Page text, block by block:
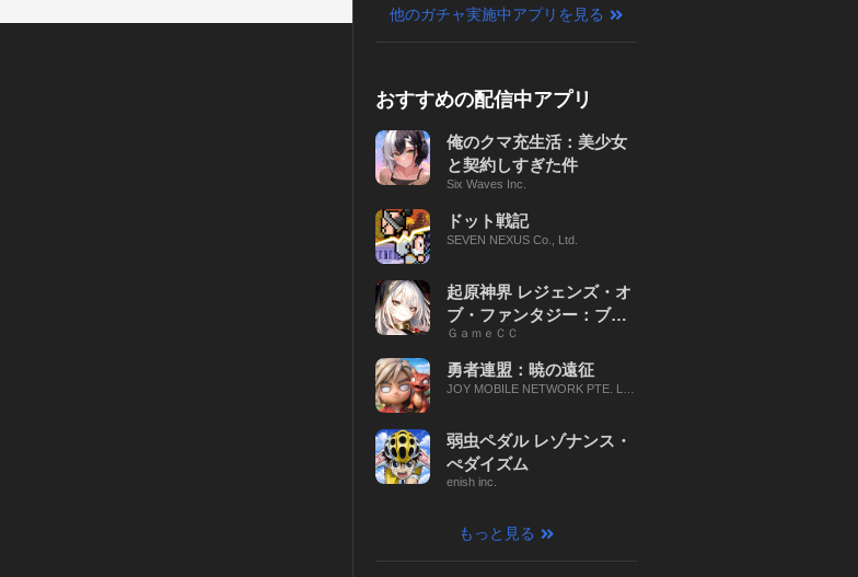
他のガチャ実施中アプリを見る
おすすめの配信中アプリ
俺のクマ充生活：美少女
と契約しすぎた件
Six Waves Inc.
ドット戦記
SEVEN NEXUS Co., Ltd.
起原神界 レジェンズ・オ
ブ・ファンタジー：ブレ
イブ X
ＧａｍｅＣＣ
勇者連盟：暁の遠征
JOY MOBILE NETWORK PTE. LT
弱虫ペダル レゾナンス・
ぺダイズム
enish inc.
もっと見る